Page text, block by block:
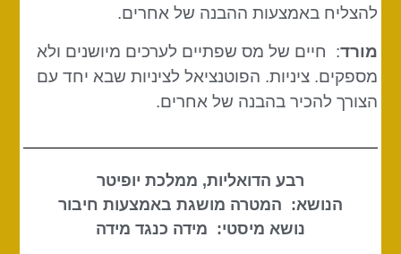
להצליח באמצעות ההבנה של אחרים.
מורד: חיים של מס שפתיים לערכים מיושנים ולא
מספקים. ציניות. הפוטנציאל לציניות שבא יחד עם
הצורך להכיר בהבנה של אחרים.
רבע הדואליות, ממלכת יופיטר
הנושא: המטרה מושגת באמצעות חיבור
נושא מיסטי: מידה כנגד מידה